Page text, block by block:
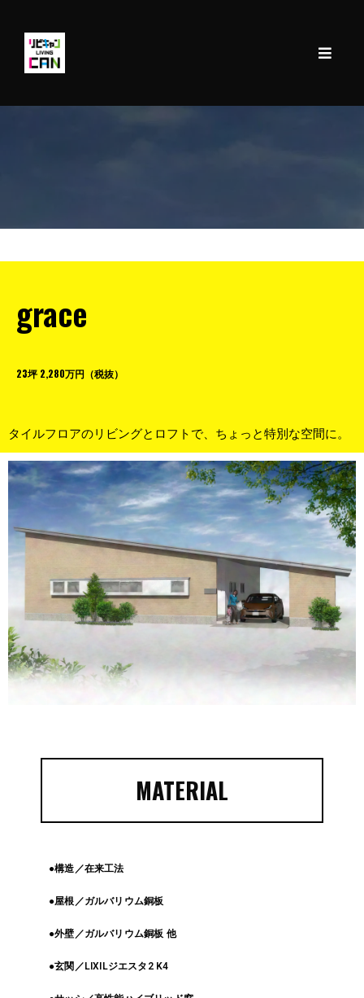
grace
23坪 2,280万円（税抜）
タイルフロアのリビングとロフトで、ちょっと特別な空間に。
MATERIAL
●構造／在来工法
●屋根／ガルバリウム銅板
●外壁／ガルバリウム銅板 他
●玄関／LIXILジエスタ2 K4